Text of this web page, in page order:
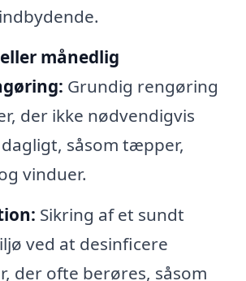
månedlig
Grundig rengøring
der ikke nødvendigvis
såsom tæpper,
vinduer.
Sikring af et sundt
ved at desinficere
der ofte berøres, såsom